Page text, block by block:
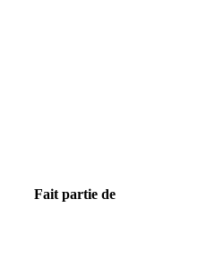
Fait partie de